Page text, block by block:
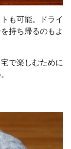
も可能。ドライ
持ち帰るのもよ
で楽しむために